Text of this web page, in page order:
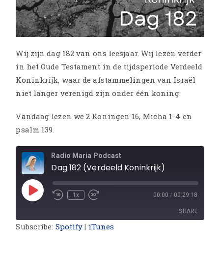
Wij zijn dag 182 van ons leesjaar. Wij lezen verder
in het Oude Testament in de tijdsperiode Verdeeld
Koninkrijk, waar de afstammelingen van Israël
niet langer verenigd zijn onder één koning.
Vandaag lezen we 2 Koningen 16, Micha 1-4 en
psalm 139.
Radio Maria Podcast
Dag 182 (Verdeeld Koninkrijk)
1x 00:00 / 00:29:18
SHARE
Subscribe: Spotify | iTunes